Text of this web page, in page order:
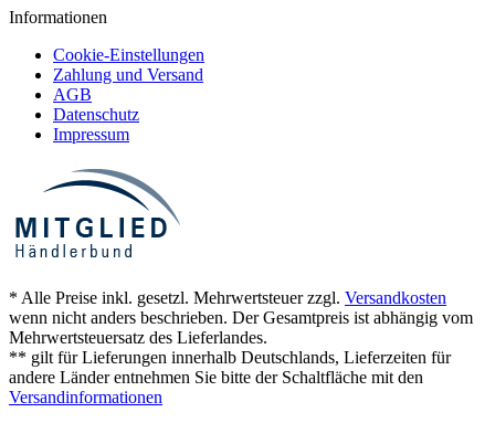
Informationen
Cookie-Einstellungen
Zahlung und Versand
AGB
Datenschutz
Impressum
* Alle Preise inkl. gesetzl. Mehrwertsteuer zzgl. Versandkosten
wenn nicht anders beschrieben. Der Gesamtpreis ist abhängig vom
Mehrwertsteuersatz des Lieferlandes.
** gilt für Lieferungen innerhalb Deutschlands, Lieferzeiten für
andere Länder entnehmen Sie bitte der Schaltfläche mit den
Versandinformationen